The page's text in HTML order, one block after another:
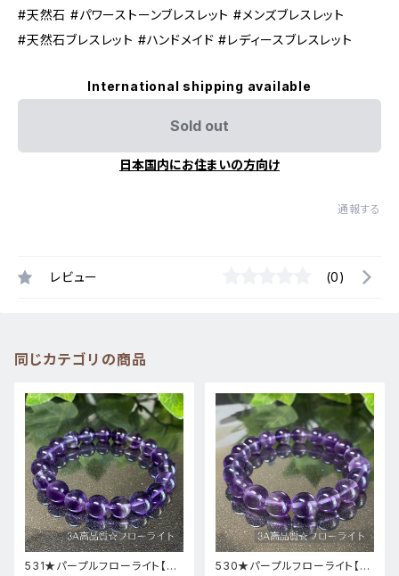
#天然石 #パワーストーンブレスレット #メンズブレスレット
#天然石ブレスレット #ハンドメイド #レディースブレスレット
International shipping available
Sold out
日本国内にお住まいの方向け
通報する
レビュー (0)
同じカテゴリの商品
531★パープルフローライト【高
530★パープルフローライト【高